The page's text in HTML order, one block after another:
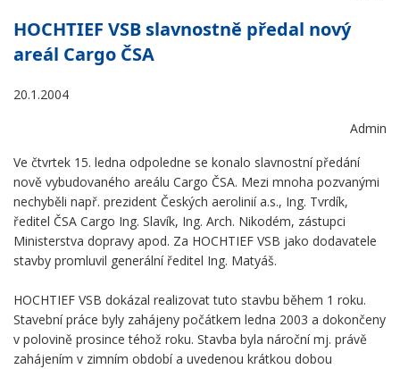
HOCHTIEF VSB slavnostně předal nový
areál Cargo ČSA
20.1.2004
Admin
Ve čtvrtek 15. ledna odpoledne se konalo slavnostní předání
nově vybudovaného areálu Cargo ČSA. Mezi mnoha pozvanými
nechyběli např. prezident Českých aerolinií a.s., Ing. Tvrdík,
ředitel ČSA Cargo Ing. Slavík, Ing. Arch. Nikodém, zástupci
Ministerstva dopravy apod. Za HOCHTIEF VSB jako dodavatele
stavby promluvil generální ředitel Ing. Matyáš.
HOCHTIEF VSB dokázal realizovat tuto stavbu během 1 roku.
Stavební práce byly zahájeny počátkem ledna 2003 a dokončeny
v polovině prosince téhož roku. Stavba byla nároční mj. právě
zahájením v zimním období a uvedenou krátkou dobou